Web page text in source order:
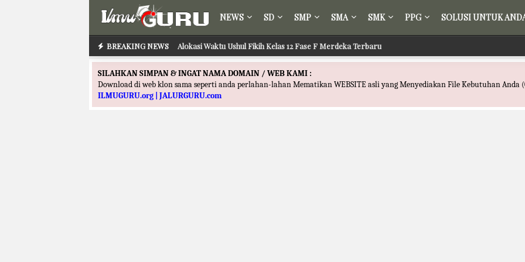
NEWS SD SMP SMA SMK PPG SOLUSI UNTUK
BREAKING NEWS Alokasi Waktu Ushul Fikih Kelas 12 Fase F Merdeka Terbaru
Alokasi Waktu Ilmu Tafsir Kelas 12 Fase F Merdeka Terbaru
SILAHKAN SIMPAN & INGAT NAMA DOMAIN / WEB KAMI :
Download di web klon sama seperti anda perlahan-lahan Mematikan WEBSITE asli yang Menyediakan File Kebutuhan Anda
ILMUGURU.org | JALURGURU.com